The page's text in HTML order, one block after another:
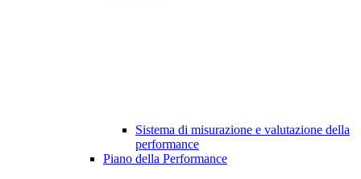
Sistema di misurazione e valutazione della
performance
Piano della Performance